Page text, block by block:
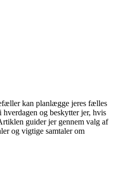
kan planlægge jeres fælles
og beskytter jer, hvis
guider jer gennem valg af
og vigtige samtaler om